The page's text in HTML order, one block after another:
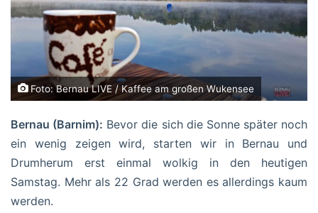
Foto: Bernau LIVE / Kaffee am großen Wukensee
Bernau (Barnim): Bevor die sich die Sonne später noch
ein wenig zeigen wird, starten wir in Bernau und
Drumherum erst einmal wolkig in den heutigen
Samstag. Mehr als 22 Grad werden es allerdings kaum
werden.